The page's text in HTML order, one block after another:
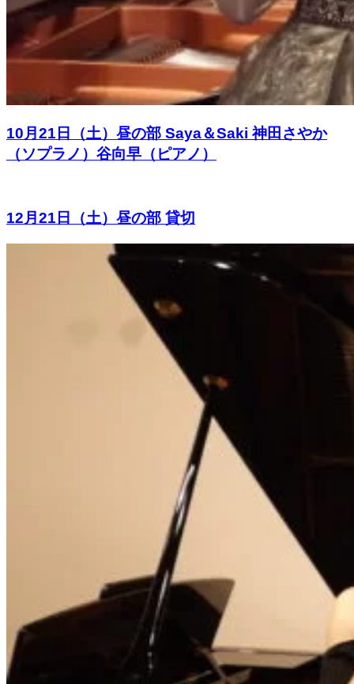
10月21日（土）昼の部 Saya＆Saki 神田さやか
（ソプラノ）谷向早（ピアノ）
12月21日（土）昼の部 貸切